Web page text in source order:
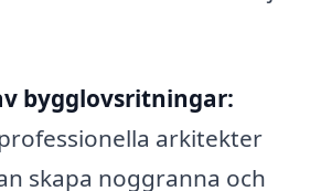
bygglovsritningar:
arkitekter
skapa noggranna och